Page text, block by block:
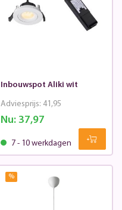
Inbouwspot Aliki wit
Nu: 37,97
Adviesprijs: 41,95
7 - 10 werkdagen
%